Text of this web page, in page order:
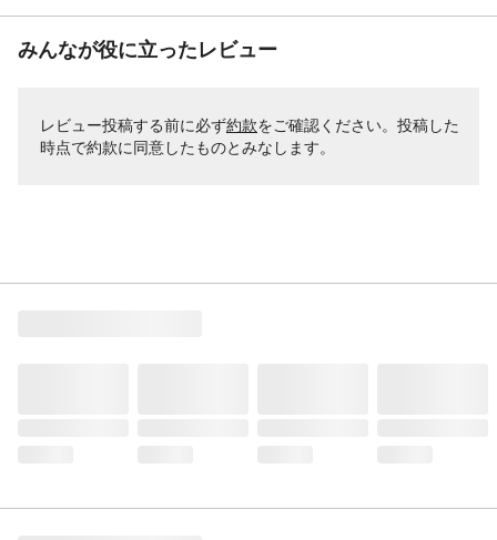
みんなが役に立ったレビュー
レビュー投稿する前に必ず約款をご確認ください。投稿した
時点で約款に同意したものとみなします。